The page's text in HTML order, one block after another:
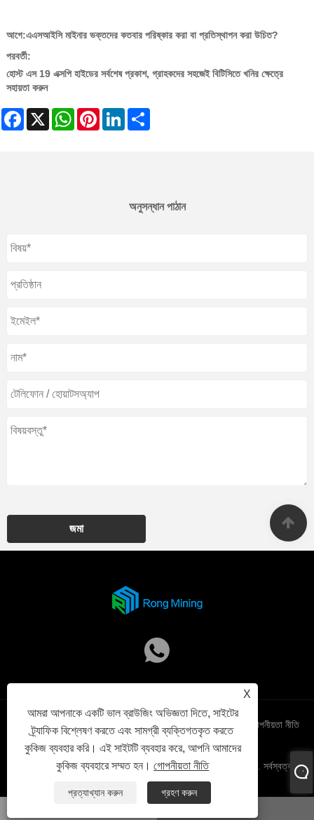
আগে:এএসআইসি মাইনার ভক্তদের কতবার পরিষ্কার করা বা প্রতিস্থাপন করা উচিত?
পরবর্তী:
হোস্ট এস 19 এক্সপি হাইডের সর্বশেষ প্রকাশ, গ্রাহকদের সহজেই বিটিসিতে খনির ক্ষেত্রে
সহায়তা করুন
Facebook
X WhatsAppPinterestLinkedIn
অনুসন্ধান পাঠান
জমা
X
আমরা আপনাকে একটি ভাল ব্রাউজিং অভিজ্ঞতা দিতে, সাইটের
ট্র্যাফিক বিশ্লেষণ করতে এবং সামগ্রী ব্যক্তিগতকৃত করতে
কুকিজ ব্যবহার করি। এই সাইটটি ব্যবহার করে, আপনি আমাদের
কুকিজ ব্যবহারে সম্মত হন।গোপনীয়তা নীতি
প্রত্যাখ্যান করুন
গ্রহণ করুন
Links Sitemap RSS গোপনীয়তা নীতি
কপিরাইট © 2025 Shenzhen Xinjinyi Technology Co., Ltd. সর্বস্বত্ব
সংরক্ষিত